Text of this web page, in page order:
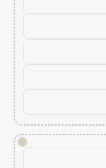
!